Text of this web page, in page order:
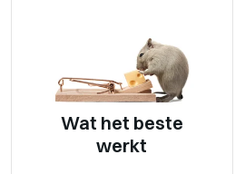
Wat het beste
werkt